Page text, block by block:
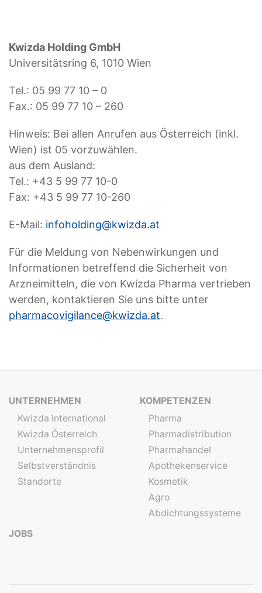
Kwizda Holding GmbH
Universitätsring 6, 1010 Wien
Tel.: 05 99 77 10 – 0
Fax.: 05 99 77 10 – 260
Hinweis: Bei allen Anrufen aus Österreich (inkl.
Wien) ist 05 vorzuwählen.
aus dem Ausland:
Tel.: +43 5 99 77 10-0
Fax: +43 5 99 77 10-260
E-Mail: infoholding@kwizda.at
Für die Meldung von Nebenwirkungen und
Informationen betreffend die Sicherheit von
Arzneimitteln, die von Kwizda Pharma vertrieben
werden, kontaktieren Sie uns bitte unter
pharmacovigilance@kwizda.at.
UNTERNEHMEN
Kwizda International
Kwizda Österreich
Unternehmensprofil
Selbstverständnis
Standorte
KOMPETENZEN
Pharma
Pharmadistribution
Pharmahandel
Apothekenservice
Kosmetik
Agro
Abdichtungssysteme
JOBS